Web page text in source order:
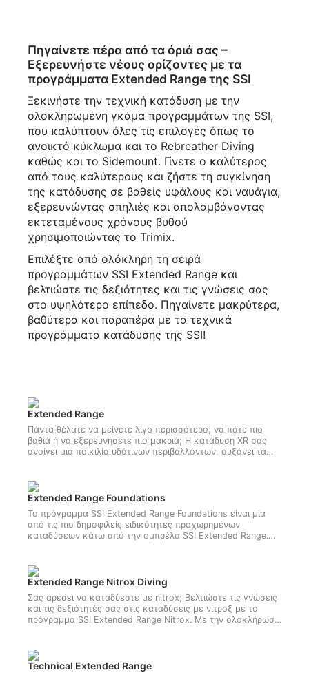
Πηγαίνετε πέρα από τα όριά σας –
Εξερευνήστε νέους ορίζοντες με τα
προγράμματα Extended Range της SSI
Ξεκινήστε την τεχνική κατάδυση με την
ολοκληρωμένη γκάμα προγραμμάτων της SSI,
που καλύπτουν όλες τις επιλογές όπως το
ανοικτό κύκλωμα και το Rebreather Diving
καθώς και το Sidemount. Γίνετε ο καλύτερος
από τους καλύτερους και ζήστε τη συγκίνηση
της κατάδυσης σε βαθείς υφάλους και ναυάγια,
εξερευνώντας σπηλιές και απολαμβάνοντας
εκτεταμένους χρόνους βυθού
χρησιμοποιώντας το Trimix.
Επιλέξτε από ολόκληρη τη σειρά
προγραμμάτων SSI Extended Range και
βελτιώστε τις δεξιότητες και τις γνώσεις σας
στο υψηλότερο επίπεδο. Πηγαίνετε μακρύτερα,
βαθύτερα και παραπέρα με τα τεχνικά
προγράμματα κατάδυσης της SSI!
Extended Range
Πάντα θέλατε να μείνετε λίγο περισσότερο, να πάτε πιο
βαθιά ή να εξερευνήσετε πιο μακριά; Η κατάδυση XR σας
ανοίγει μια ποικιλία υδάτινων περιβαλλόντων, αυξάνει τα
βασικό πρόγραμμα στο οποίο βασίζονται όλα τα άλλα
προγράμματα ανοιχτού κυκλώματος XR.
Extended Range Foundations
Το πρόγραμμα SSI Extended Range Foundations είναι μία
από τις πιο δημοφιλείς ειδικότητες προχωρημένων
καταδύσεων κάτω από την ομπρέλα SSI Extended Range.
επίπεδο και να μάθετε περισσότερα για τη χρήση του
καταδυτικού εξοπλισμού tec.Καταδυθείτε στο συναρπαστικό
κόσμο της τεχνικής κατάδυσης με το Extended Range
Foundations. Ξεκινήστε online σήμερα!
Extended Range Nitrox Diving
Σας αρέσει να καταδύεστε με nitrox; Βελτιώστε τις γνώσεις
και τις δεξιότητές σας στις καταδύσεις με νιτροξ με το
πρόγραμμα SSI Extended Range Nitrox. Με την ολοκλήρωση
αποσυμπίεση χρησιμοποιώντας nitrox. Μάθετε τις τεχνικές
και τις διαδικασίες για τη χρήση αναπνευστικών αερίων έως
Technical Extended Range